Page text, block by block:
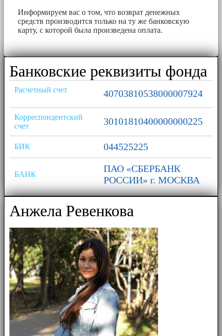
Информируем вас о том, что возврат денежных
средств производится только на ту же банковскую
карту, с которой была произведена оплата.
Банковские реквизиты фонда
Расчетный счет 40703810538000007924
Корреспондентский
счет
30101810400000000225
БИК 044525225
БАНК
ПАО «СБЕРБАНК
РОССИИ» г. МОСКВА
Анжела Ревенкова